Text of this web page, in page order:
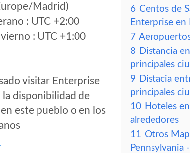
Madrid)
: UTC +2:00
: UTC +1:00
visitar Enterprise
la disponibilidad de
este pueblo o en los
6 Centos de
Enterprise en
7
8 Distancia
principales
9 Distacia
principales
10 Hoteles
alrededores
11 Otros
Pennsylvania